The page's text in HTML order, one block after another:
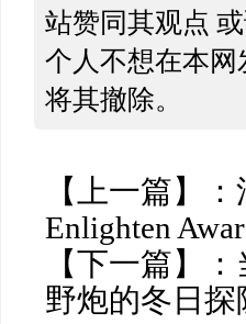
站赞同其观点
个人不想在本
将其撤除。
【上一篇】：
Enlighten
【下一篇】：
野炮的冬日探